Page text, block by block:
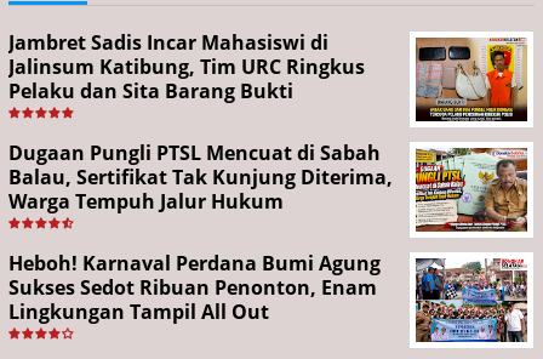
Jambret Sadis Incar Mahasiswi di
Jalinsum Katibung, Tim URC Ringkus
Pelaku dan Sita Barang Bukti
Dugaan Pungli PTSL Mencuat di Sabah
Balau, Sertifikat Tak Kunjung Diterima,
Warga Tempuh Jalur Hukum
Heboh! Karnaval Perdana Bumi Agung
Sukses Sedot Ribuan Penonton, Enam
Lingkungan Tampil All Out